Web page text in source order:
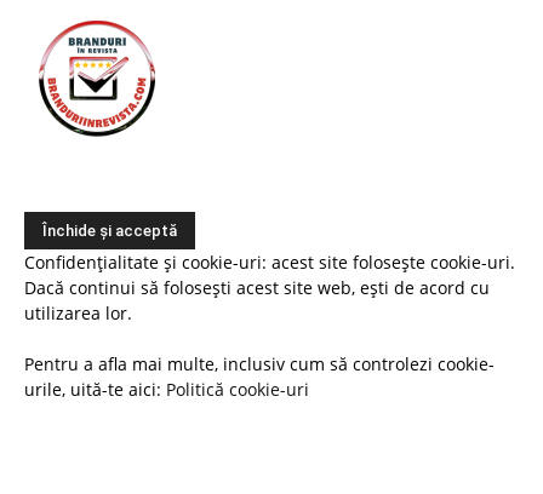
Confidențialitate și cookie-uri: acest site folosește cookie-uri.
Dacă continui să folosești acest site web, ești de acord cu
utilizarea lor.
Pentru a afla mai multe, inclusiv cum să controlezi cookie-
urile, uită-te aici: Politică cookie-uri